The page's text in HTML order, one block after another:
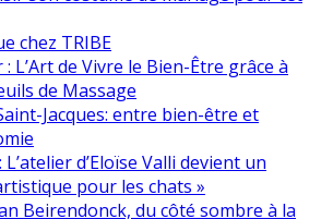
chez TRIBE
L’Art de Vivre le Bien-Être grâce à
de Massage
Jacques: entre bien-être et
L’atelier d’Eloïse Valli devient un
pour les chats »
Beirendonck, du côté sombre à la